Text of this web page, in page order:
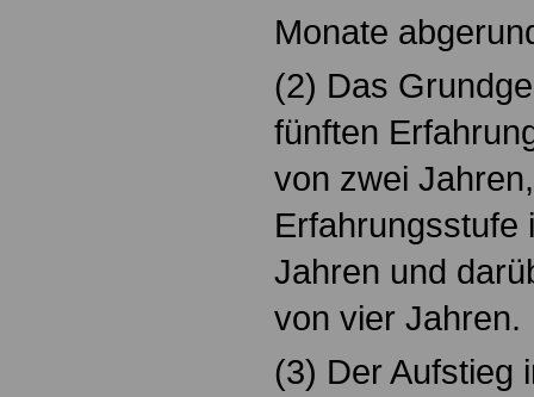
Monate
(2) Das
fünften
von zwei
Erfahrungsstufe
Jahren und
von vier Jahren.
(3) Der Aufstieg